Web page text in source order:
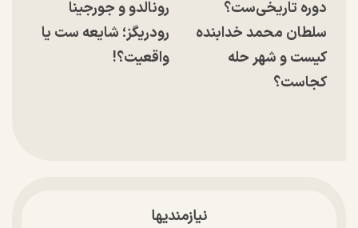
دوره تاریخی‌ست؟
سلطان محمد خدابنده
کیست و شهر حله
کجاست؟
رونالدو و جورجینا
رودریگز؛ شایعه ست یا
واقعیت؟!
نیازمندیها